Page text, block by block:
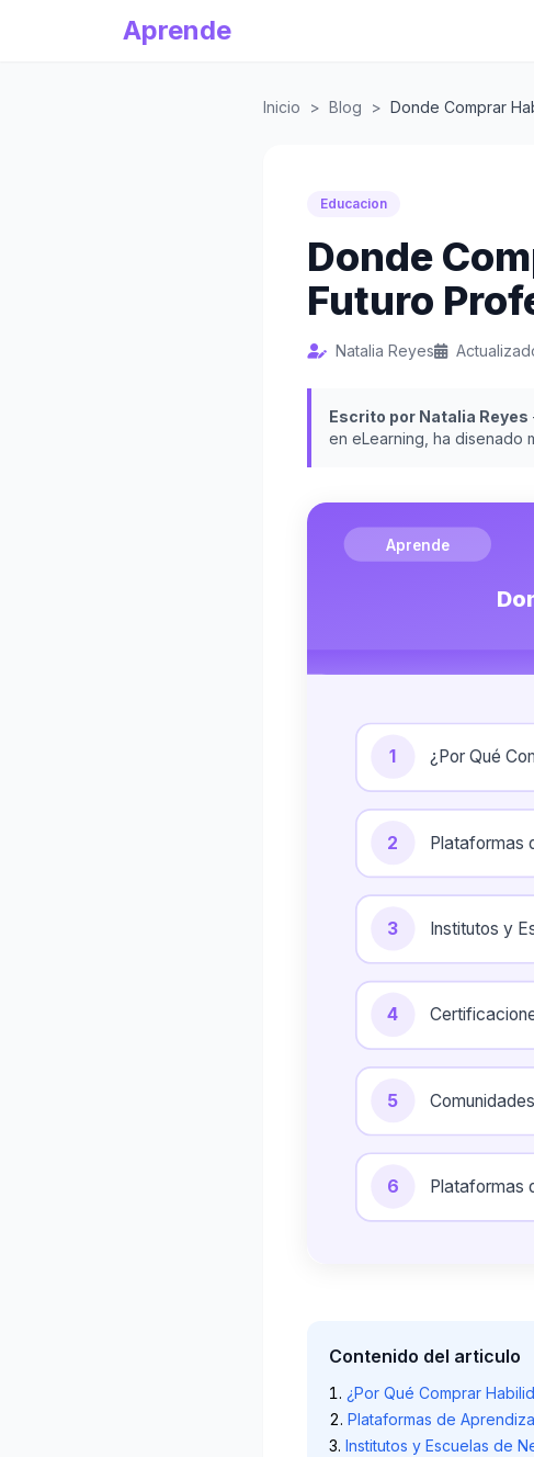
Aprende
Inicio > Blog > Donde Comprar
Educacion
Donde
Futuro
Natalia Reyes
Escrito por Natalia Reyes
en eLearning, ha disenado
Aprende
1 ¿Por Qué
2 Plataformas
3 Institutos y
4
5
6 Plataformas
Contenido del articulo
¿Por Qué Comprar
Plataformas de
Institutos y Escuelas de